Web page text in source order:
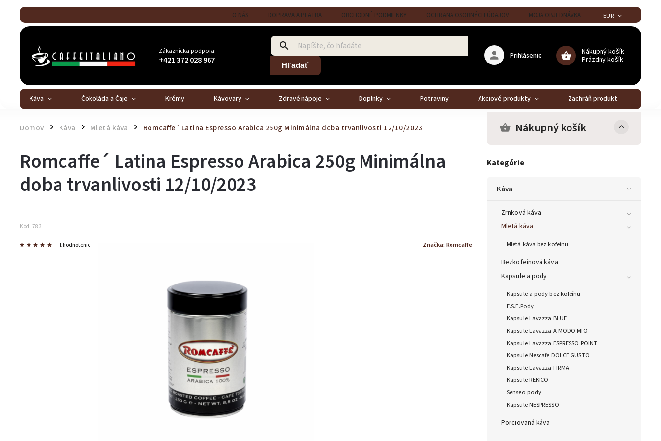
O NÁS DOPRAVA A PLATBA OBCHODNÉ PODMIENKY OCHRANA OSOBNÝCH ÚDAJOV MOJA OBJEDNÁVKA EUR
Zákaznícka podpora:
+421 372 028 967 Hľadať
Nákupný košík
Prázdny košík
Prihlásenie
Káva Čokoláda a Čaje Krémy Kávovary Zdravé nápoje Doplnky Potraviny Akciové produkty Zachráň produkt
Domov / Káva / Mletá káva / Romcaffe´ Latina Espresso Arabica 250g Minimálna doba trvanlivosti 12/10/2023 Nákupný košík
Kategórie
Káva
Zrnková káva
Mletá káva
Mletá káva bez kofeínu
Bezkofeínová káva
Kapsule a pody
Kapsule a pody bez kofeínu
E.S.E.Pody
Kapsule Lavazza BLUE
Kapsule Lavazza A MODO MIO
Kapsule Lavazza ESPRESSO POINT
Kapsule Nescafe DOLCE GUSTO
Kapsule Lavazza FIRMA
Kapsule REKICO
Senseo pody
Kapsule NESPRESSO
Porciovaná káva
Romcaffe´ Latina Espresso Arabica 250gMinimálna
doba trvanlivosti 12/10/2023
Kód: 783
1 hodnotenie Značka: Romcaffe